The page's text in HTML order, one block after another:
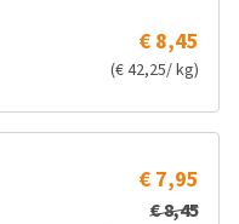
€ 8,45
(€ 42,25/ kg)
€ 7,95
€ 8,45